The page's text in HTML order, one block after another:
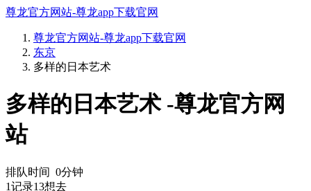
尊龙官方网站-尊龙app下载官网
尊龙官方网站-尊龙app下载官网
东京
多样的日本艺术
多样的日本艺术 -尊龙官方网
站
排队时间 0分钟
1记录13想去